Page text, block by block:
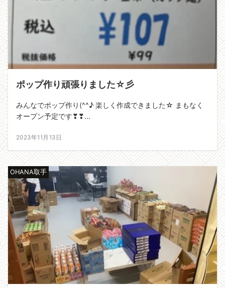
ポップ作り頑張りました☆彡
みんなでポップ作り(^^♪ 楽しく作成できました☆ まもなく
オープン予定です❣❣...
2023年11月13日
OHANA取手